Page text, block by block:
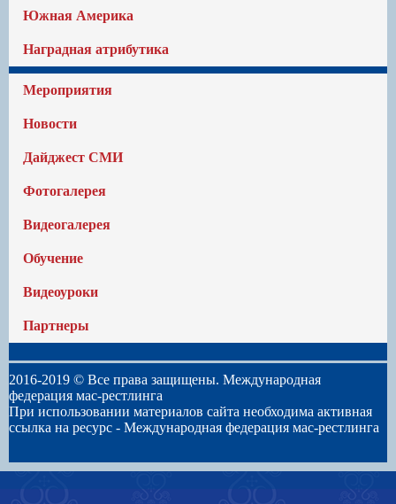
Южная Америка
Наградная атрибутика
Мероприятия
Новости
Дайджест СМИ
Фотогалерея
Видеогалерея
Обучение
Видеоуроки
Партнеры
2016-2019 © Все права защищены. Международная
федерация мас-рестлинга
При использовании материалов сайта необходима активная
ссылка на ресурс - Международная федерация мас-рестлинга